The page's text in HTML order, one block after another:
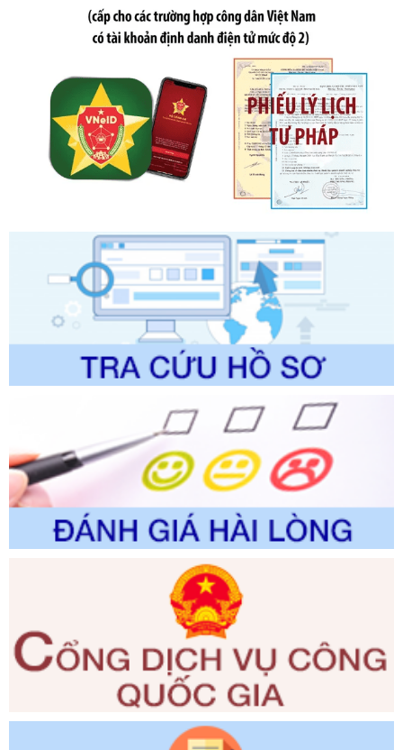
Số kí hiệu:291/2026/NĐ-CP
Tên: Nghị định số 291/2026/NĐ-CP của Chính phủ: Sửa
đổi, bổ sung một số điều của Nghị định số 125/2020/NĐ-СР
ngày 19 tháng 10 năm 2020 của Chính phủ quy định xử
phạt vi phạm hành chính về thuế, hóa đơn được sửa đổi, bổ
sung bởi Nghị định số 102/2021/NĐ-CP
Ngày ban hành: 20/07/2026
Số kí hiệu:2303/QĐ-UBND
Tên: Quyết định công bố Danh mục thủ tục hành chính mới
ban hành, được sửa đổi, bổ sung, bị bãi bỏ và phê duyệt
Quy trình nội bộ, quy trình điện tử giải quyết thủ tục hành
lý của Sở Văn hóa, Thể tha
Ngày ban hành: 01/06/2026
Số kí hiệu:2304/QĐ-UBND
Tên: Quyết định công bố Danh mục thủ tục hành chính
được sửa đổi, bổ sung và phê duyệt Quy trình nội bộ, quy
trình điện tử giải quyết thủ tục hành chính trong lĩnh vực Du
lịch thuộc phạm vi chức năng quản lý của Sở Văn hóa, Thể
thao và Du lịch
2310/QĐ-UBND
Tên: Về việc công bố Danh mục thủ tục hành chính sửa
đổi, bổ sung và phê duyệt Quy trình nội bộ, quy trình điện tử
trong giải quyết thủtục hành chính lĩnh vực biến đổi khí hậu
thuộc phạm vi giải quyết của Sở Nông nghiệp và Môi
trường
Ngày ban hành: 01/06/2026
2300/QĐ-UBND
Tên: V/v công bố danh mục thủ tục hành chính được sửa
đổi, bổ sung và phê duyệt quy trình nội bộ, quy trình điện tử
giải quyết thủ tục hành chính trong lĩnh vực Luật sư thuộc
phạm vi chức năng quản lý của Sở Tư pháp
Ngày ban hành: 01/06/2026
351/2025/NĐ-CP
Tên: Nghị định số 351/2025/NĐ-CP của Chính phủ: Quy
định chuẩn nghèo đa chiều quốc gia giai đoạn 2026 - 2030